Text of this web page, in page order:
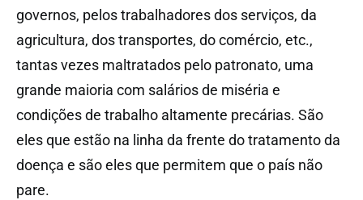
governos, pelos trabalhadores dos serviços, da
agricultura, dos transportes, do comércio, etc.,
tantas vezes maltratados pelo patronato, uma
grande maioria com salários de miséria e
condições de trabalho altamente precárias. São
eles que estão na linha da frente do tratamento da
doença e são eles que permitem que o país não
pare.